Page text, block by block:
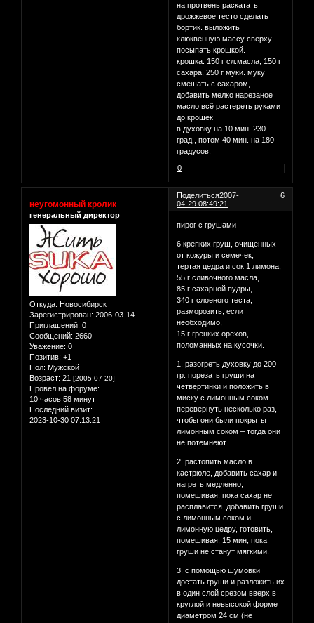
на протвень раскатать
дрожжевое тесто сделать
бортик. выложить
клюквенную массу сверху
посыпать крошкой.
крошка: 150 г сл.масла, 150 г
сахара, 250 г муки. муку
смешать с сахаром,
добавить мелко нарезаное
масло всё растереть руками
до крошек
в духовку на 10 мин. 230
град., потом 40 мин. на 180
градусов.
0
Поделиться 6
2007-
04-29 08:49:21
неугомонный кролик
генеральный директор
Откуда: Новосибирск
Зарегистрирован: 2006-03-14
Приглашений: 0
Сообщений: 2660
Уважение: 0
Позитив: +1
Пол: Мужской
Возраст: 21 [2005-07-20]
Провел на форуме:
10 часов 58 минут
Последний визит:
2023-10-30 07:13:21
пирог с грушами
6 крепких груш, очищенных
от кожуры и семечек,
тертая цедра и сок 1 лимона,
55 г сливочного масла,
85 г сахарной пудры,
340 г слоеного теста,
разморозить, если
необходимо,
15 г грецких орехов,
поломанных на кусочки.
1. разогреть духовку до 200
гр. порезать груши на
четвертинки и положить в
миску с лимонным соком.
перевернуть несколько раз,
чтобы они были покрыты
лимонным соком – тогда они
не потемнеют.
2. растопить масло в
кастрюле, добавить сахар и
нагреть медленно,
помешивая, пока сахар не
расплавится. добавить груши
с лимонным соком и
лимонную цедру, готовить,
помешивая, 15 мин, пока
груши не станут мягкими.
3. с помощью шумовки
достать груши и разложить их
в один слой срезом вверх в
круглой и невысокой форме
диаметром 24 см (не